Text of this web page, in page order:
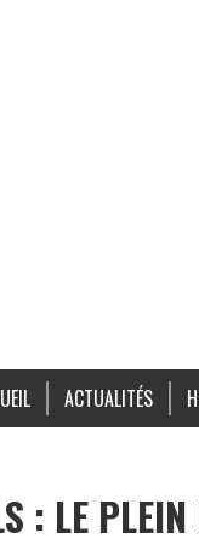
ACTUALITÉS
: LE